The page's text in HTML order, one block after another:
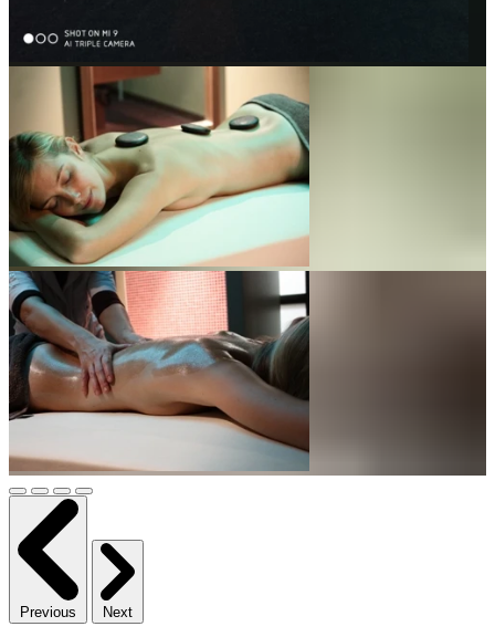
Previous Next